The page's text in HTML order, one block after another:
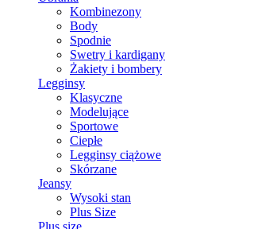
Kombinezony
Body
Spodnie
Swetry i kardigany
Żakiety i bombery
Legginsy
Klasyczne
Modelujące
Sportowe
Ciepłe
Legginsy ciążowe
Skórzane
Jeansy
Wysoki stan
Plus Size
Plus size